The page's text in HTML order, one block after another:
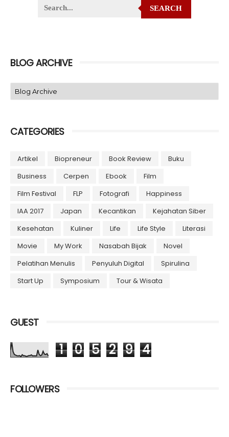
SEARCH
BLOG ARCHIVE
CATEGORIES
Artikel Biopreneur Book Review
Buku
Business
Cerpen Ebook
Film
Film Festival
FLP Fotografi
Happiness
IAA 2017
Japan Kecantikan
Kejahatan Siber
Kesehatan
Kuliner Life Life Style
Literasi
Movie
My Work Nasabah Bijak
Novel
Pelatihan Menulis
Penyuluh Digital
Spirulina
Start Up
Symposium Tour & Wisata
GUEST
1 0 5 2 9 4
FOLLOWERS